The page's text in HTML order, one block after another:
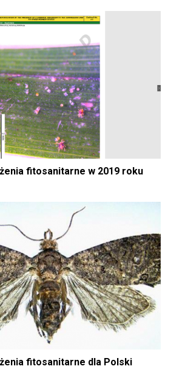
fitosanitarne w 2019 roku
fitosanitarne dla Polski